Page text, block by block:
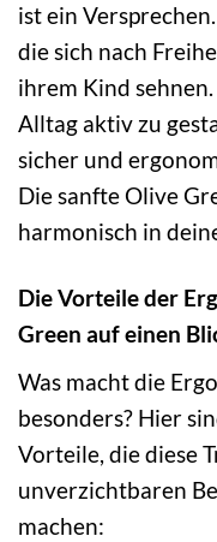
ist ein
die sich nach
ihrem Kind
Alltag aktiv zu
sicher und
Die sanfte Olive
harmonisch in
Die Vorteile der
Green auf einen
Was macht die
besonders? Hier
Vorteile, die diese
unverzichtbaren
machen: